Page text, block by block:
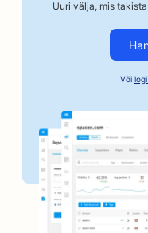
SEO
SEO
SEO pankadele
SEO
SEO
Uuri välja, mis
Või